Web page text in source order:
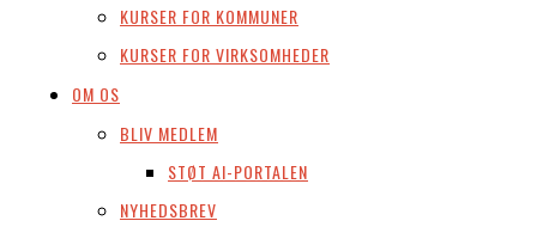
KURSER FOR KOMMUNER
KURSER FOR VIRKSOMHEDER
OM OS
BLIV MEDLEM
STØT AI-PORTALEN
NYHEDSBREV